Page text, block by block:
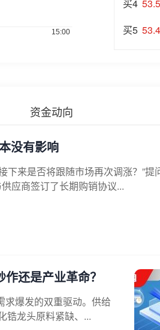
买4
买5
资金动向
没有影响
来是否将跟随市场再次调涨？”提
应商签订了长期购销协议...
还是产业革命？
求爆发的双重驱动。供给
锆龙头原料紧缺、...